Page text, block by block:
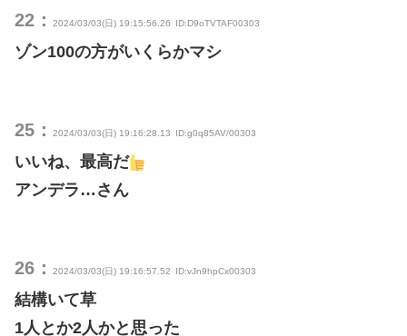
22： 2024/03/03(日) 19:15:56.26 ID:D9oTVTAF00303
ゾン100の方がいくらかマシ
25： 2024/03/03(日) 19:16:28.13 ID:g0q85AV/00303
いいね、最高だ
アンデラ…さん
26： 2024/03/03(日) 19:16:57.52 ID:vJn9hpCx00303
結構いて草
1人とか2人かと思った